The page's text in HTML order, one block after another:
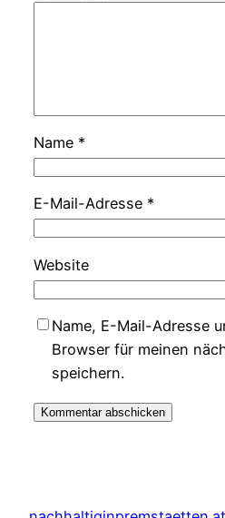
Name *
E-Mail-Adresse *
Website
Name, E-Mail-Adresse
Browser für meinen
speichern.